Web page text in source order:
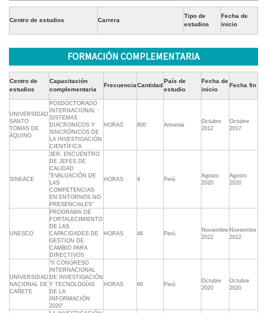
Centro de estudios Carrera
Tipo de
estudios
Fecha de
inicio
FORMACIÓN COMPLEMENTARIA
Centro de
estudios
Capacitación
complementaria
FrecuenciaCantidad
País de
estudio
Fecha de
inicio
Fecha fin
UNIVERSIDAD
SANTO
TOMAS DE
AQUINO
POSDOCTORADO
INTERNACIONAL :
SISTEMAS
DIACRONICOS Y
SINCRÓNICOS DE
LA INVESTIGACIÓN
CIENTÍFICA
HORAS 800 Armenia
Octubre
2012
Octubre
2017
SINEACE
3ER. ENCUENTRO
DE JEFES DE
CALIDAD
"EVALUACIÓN DE
LAS
COMPETENCIAS
EN ENTORNOS NO
PRESENCIALES"
HORAS 4 Perú
Agosto
2020
Agosto
2020
UNESCO
PROGRAMA DE
FORTALECIMIENTO
DE LAS
CAPACIDADES DE
GESTION DE
CAMBIO PARA
DIRECTIVOS
HORAS 46 Perú
Noviembre
2022
Noviembre
2022
UNIVERSIDAD
NACIONAL DE
CAÑETE
"II CONGRESO
INTERNACIONAL
DE INVESTIGACIÓN
Y TECNOLOGÍAS
DE LA
INFORMACIÓN
2020"
HORAS 60 Perú
Octubre
2020
Octubre
2020